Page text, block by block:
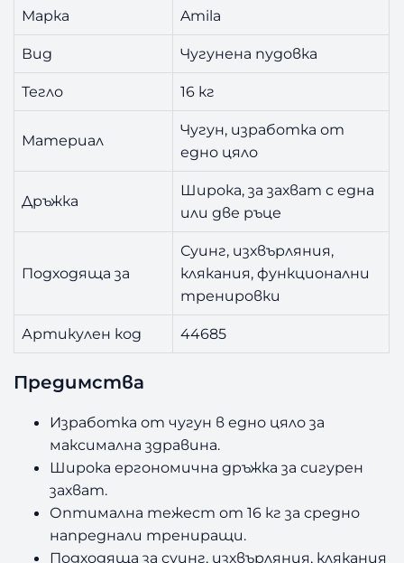
Марка Amila
Вид Чугунена пудовка
Тегло 16 кг
Материал
Чугун, изработка от
едно цяло
Дръжка
Широка, за захват с една
или две ръце
Подходяща за
Суинг, изхвърляния,
клякания, функционални
тренировки
Артикулен код 44685
Предимства
Изработка от чугун в едно цяло за
максимална здравина.
Широка ергономична дръжка за сигурен
захват.
Оптимална тежест от 16 кг за средно
напреднали трениращи.
Подходяща за суинг, изхвърляния, клякания